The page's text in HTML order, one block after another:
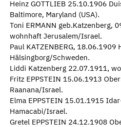
Heinz GOTTLIEB 25.10.1906
Baltimore, Maryland (USA).
Toni ERMANN geb.Katzenberg,
wohnhaft Jerusalem/Israel.
Paul KATZENBERG,
Hälsingborg/Schweden.
Liddi Katzenberg 22.07.1911,
Fritz EPPSTEIN 15.06.1913
Raanana/Israel.
Elma EPPSTEIN 15.01.1915
Hamacabi/Israel.
Gretel EPPSTEIN 24.12.1908